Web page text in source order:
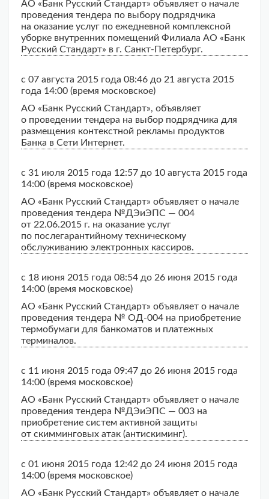
АО «Банк Русский Стандарт» объявляет о начале
проведения тендера по выбору подрядчика
на оказание услуг по ежедневной комплексной
уборке внутренних помещений Филиала АО «Банк
Русский Стандарт» в г. Санкт-Петербург.
с 07 августа 2015 года 08:46 до 21 августа 2015
года 14:00 (время московское)
АО «Банк Русский Стандарт», объявляет
о проведении тендера на выбор подрядчика для
размещения контекстной рекламы продуктов
Банка в Сети Интернет.
с 31 июля 2015 года 12:57 до 10 августа 2015 года
14:00 (время московское)
АО «Банк Русский Стандарт» объявляет о начале
проведения тендера №ДЭиЭПС — 004
от 22.06.2015 г. на оказание услуг
по послегарантийному техническому
обслуживанию электронных кассиров.
с 18 июня 2015 года 08:54 до 26 июня 2015 года
14:00 (время московское)
АО «Банк Русский Стандарт» объявляет о начале
проведения тендера № ОД-004 на приобретение
термобумаги для банкоматов и платежных
терминалов.
с 11 июня 2015 года 09:47 до 26 июня 2015 года
14:00 (время московское)
АО «Банк Русский Стандарт» объявляет о начале
проведения тендера №ДЭиЭПС — 003 на
приобретение систем активной защиты
от скимминговых атак (антискиминг).
с 01 июня 2015 года 12:42 до 24 июня 2015 года
14:00 (время московское)
АО «Банк Русский Стандарт» объявляет о начале